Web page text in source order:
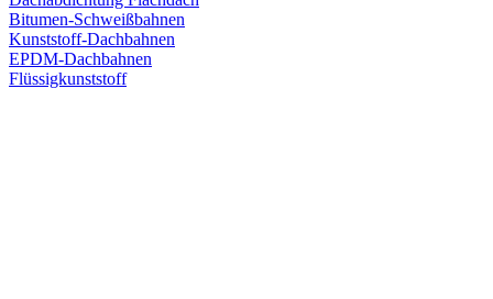
Bitumen-Schweißbahnen
Kunststoff-Dachbahnen
EPDM-Dachbahnen
Flüssigkunststoff